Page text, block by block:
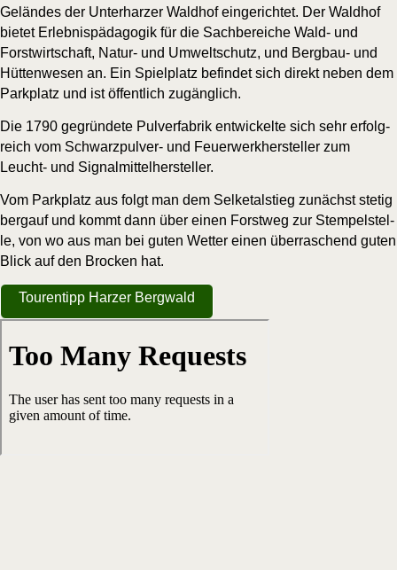
Gelän­des der Unter­har­zer Wald­hof ein­ge­rich­tet. Der Wald­hof
bie­tet Erleb­nis­päd­ago­gik für die Sach­be­rei­che Wald- und
Forst­wirt­schaft, Natur- und Umwelt­schutz, und Berg­bau- und
Hüt­ten­we­sen an. Ein Spiel­platz befin­det sich direkt neben dem
Park­platz und ist öffent­lich zugänglich.
Die 1790 gegrün­de­te Pul­ver­fa­brik ent­wi­ckel­te sich sehr erfolg­
reich vom Schwarz­pul­ver- und Feu­er­werk­her­stel­ler zum
Leucht- und Signalmittelhersteller.
Vom Park­platz aus folgt man dem Sel­ke­tal­stieg zunächst ste­tig
berg­auf und kommt dann über einen Forst­weg zur Stem­pel­stel­
le, von wo aus man bei guten Wet­ter einen über­ra­schend guten
Blick auf den Bro­cken hat.
Tou­ren­tipp Har­zer Bergwald